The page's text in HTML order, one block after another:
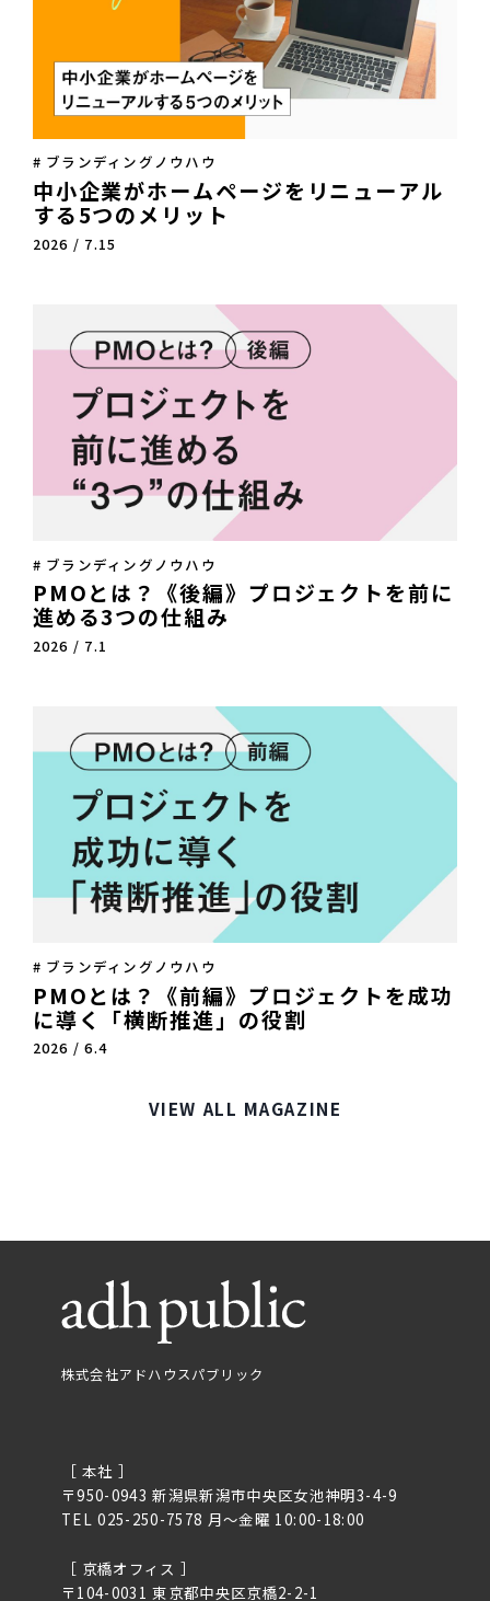
# ブランディングノウハウ
中小企業がホームページをリニューアル
する5つのメリット
2026 / 7.15
# ブランディングノウハウ
PMOとは？《後編》プロジェクトを前に
進める3つの仕組み
2026 / 7.1
# ブランディングノウハウ
PMOとは？《前編》プロジェクトを成功
に導く「横断推進」の役割
2026 / 6.4
VIEW ALL MAGAZINE
株式会社アドハウスパブリック
［ 本社 ］
〒950-0943 新潟県新潟市中央区女池神明3-4-9
TEL 025-250-7578 月〜金曜 10:00-18:00
［ 京橋オフィス ］
〒104-0031 東京都中央区京橋2-2-1